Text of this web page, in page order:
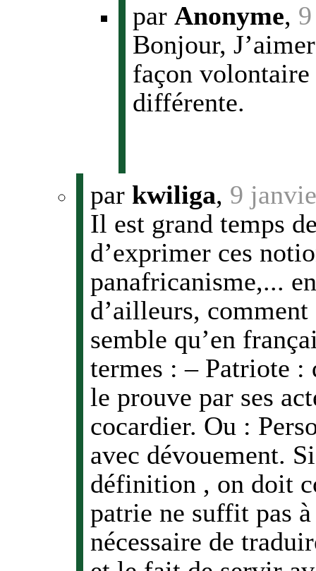
par Anonyme,
Bonjour,
façon volontaire
différente.
par kwiliga, 9
Il est grand temps
d’exprimer ces
panafricanisme,...
d’ailleurs,
semble qu’en
termes : – Patriote :
le prouve par ses
cocardier. Ou :
avec dévouement.
définition , on doit
patrie ne suffit pas
nécessaire de